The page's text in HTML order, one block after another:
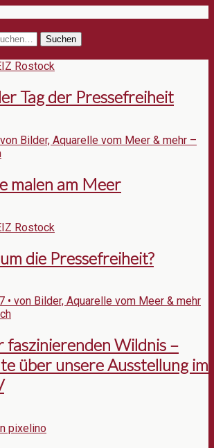
Rostock
Tag der Pressefreiheit
Bilder, Aquarelle vom Meer & mehr –
malen am Meer
Rostock
die Pressefreiheit?
• von Bilder, Aquarelle vom Meer & mehr
faszinierenden Wildnis –
über unsere Ausstellung im
pixelino